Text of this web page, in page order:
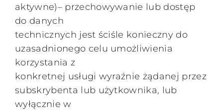
aktywne)– przechowywanie lub dostęp
do danych
technicznych jest ściśle konieczny do
uzasadnionego celu umożliwienia
korzystania z
konkretnej usługi wyraźnie żądanej przez
subskrybenta lub użytkownika, lub
wyłącznie w